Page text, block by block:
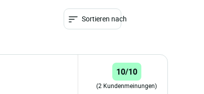
Sortieren nach
10/10
(2 Kundenmeinungen)